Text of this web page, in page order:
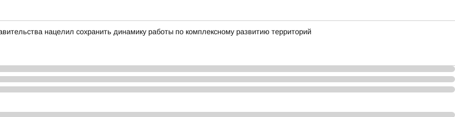
нацелил сохранить динамику работы по комплексному развитию территорий